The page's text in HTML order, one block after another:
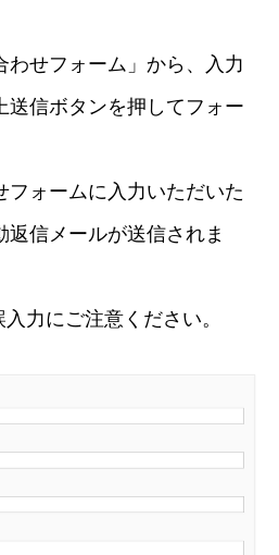
わせフォーム」から、入力
送信ボタンを押してフォー
ォームに入力いただいた
信メールが送信されま
力にご注意ください。